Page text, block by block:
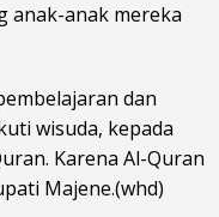
anak-anak mereka
dan
wisuda, kepada
Karena Al-Quran
Majene.(whd)